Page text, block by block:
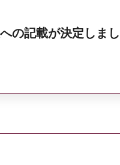
の記載が決定しまし